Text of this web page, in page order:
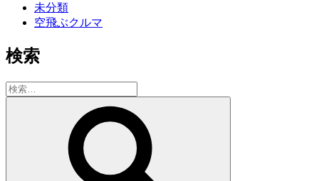
未分類
空飛ぶクルマ
検索
検
索: